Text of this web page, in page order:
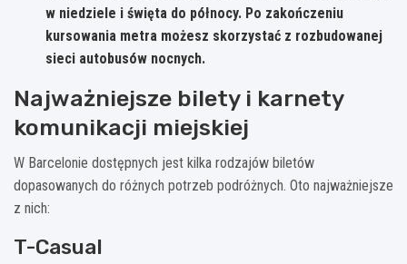
w niedziele i święta do północy. Po zakończeniu
kursowania metra możesz skorzystać z rozbudowanej
sieci autobusów nocnych.
Najważniejsze bilety i karnety
komunikacji miejskiej
W Barcelonie dostępnych jest kilka rodzajów biletów
dopasowanych do różnych potrzeb podróżnych. Oto najważniejsze
z nich:
T-Casual